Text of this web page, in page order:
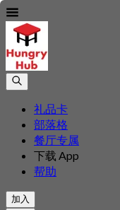
礼品卡
部落格
餐厅专属
下载 App
帮助
加入